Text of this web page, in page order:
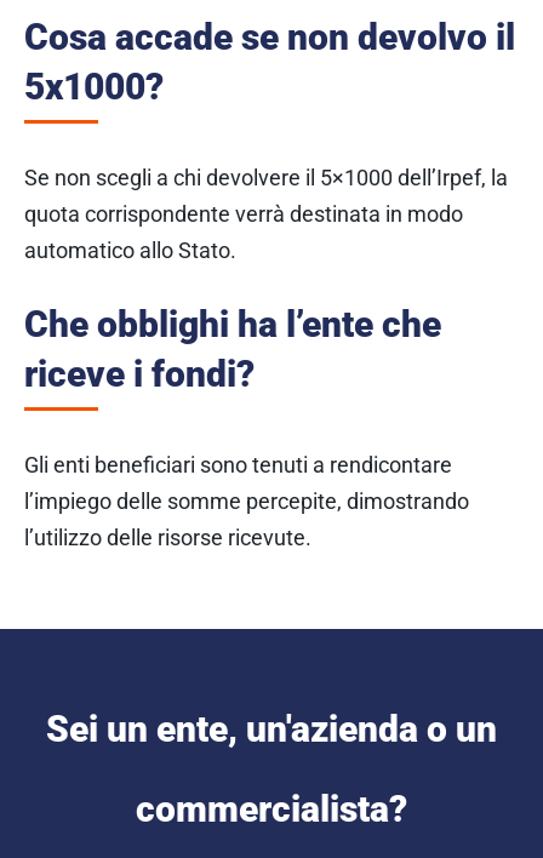
Cosa accade se non devolvo il
5x1000?
Se non scegli a chi devolvere il 5×1000 dell’Irpef, la
quota corrispondente verrà destinata in modo
automatico allo Stato.
Che obblighi ha l’ente che
riceve i fondi?
Gli enti beneficiari sono tenuti a rendicontare
l’impiego delle somme percepite, dimostrando
l’utilizzo delle risorse ricevute.
Sei un ente, un'azienda o un
commercialista?